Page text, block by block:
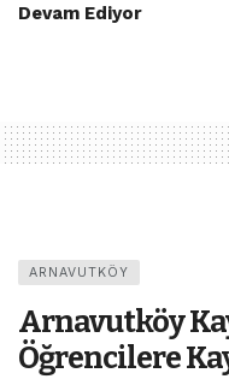
Devam Ediyor
ARNAVUTKÖY
Arnavutköy
Öğrencilere